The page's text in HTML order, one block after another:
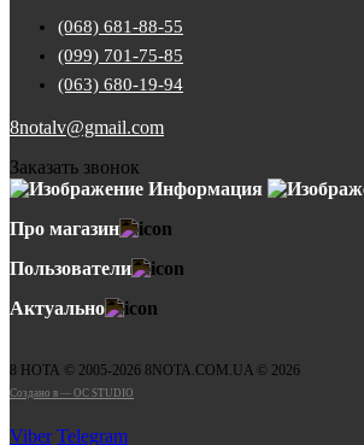
(068) 681-88-55
(099) 701-75-85
(063) 680-19-94
8notalv@gmail.com
Заказать звонок
Информация
Про магазин
Пользователи
Актуально
8 НОТА © 2005-2026 8NOTA.COM.UA © 2026
Создано в — OC STUDIO
Viber Telegram